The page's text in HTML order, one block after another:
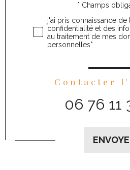
Validation
* Champs
j'ai pris connaissance
confidentialité et des
au traitement de mes
personnelles*
Contacter
06 76 11